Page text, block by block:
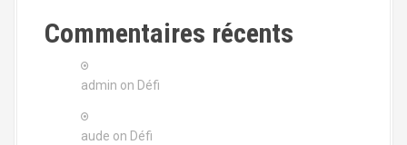
Commentaires récents
admin on Défi
aude on Défi